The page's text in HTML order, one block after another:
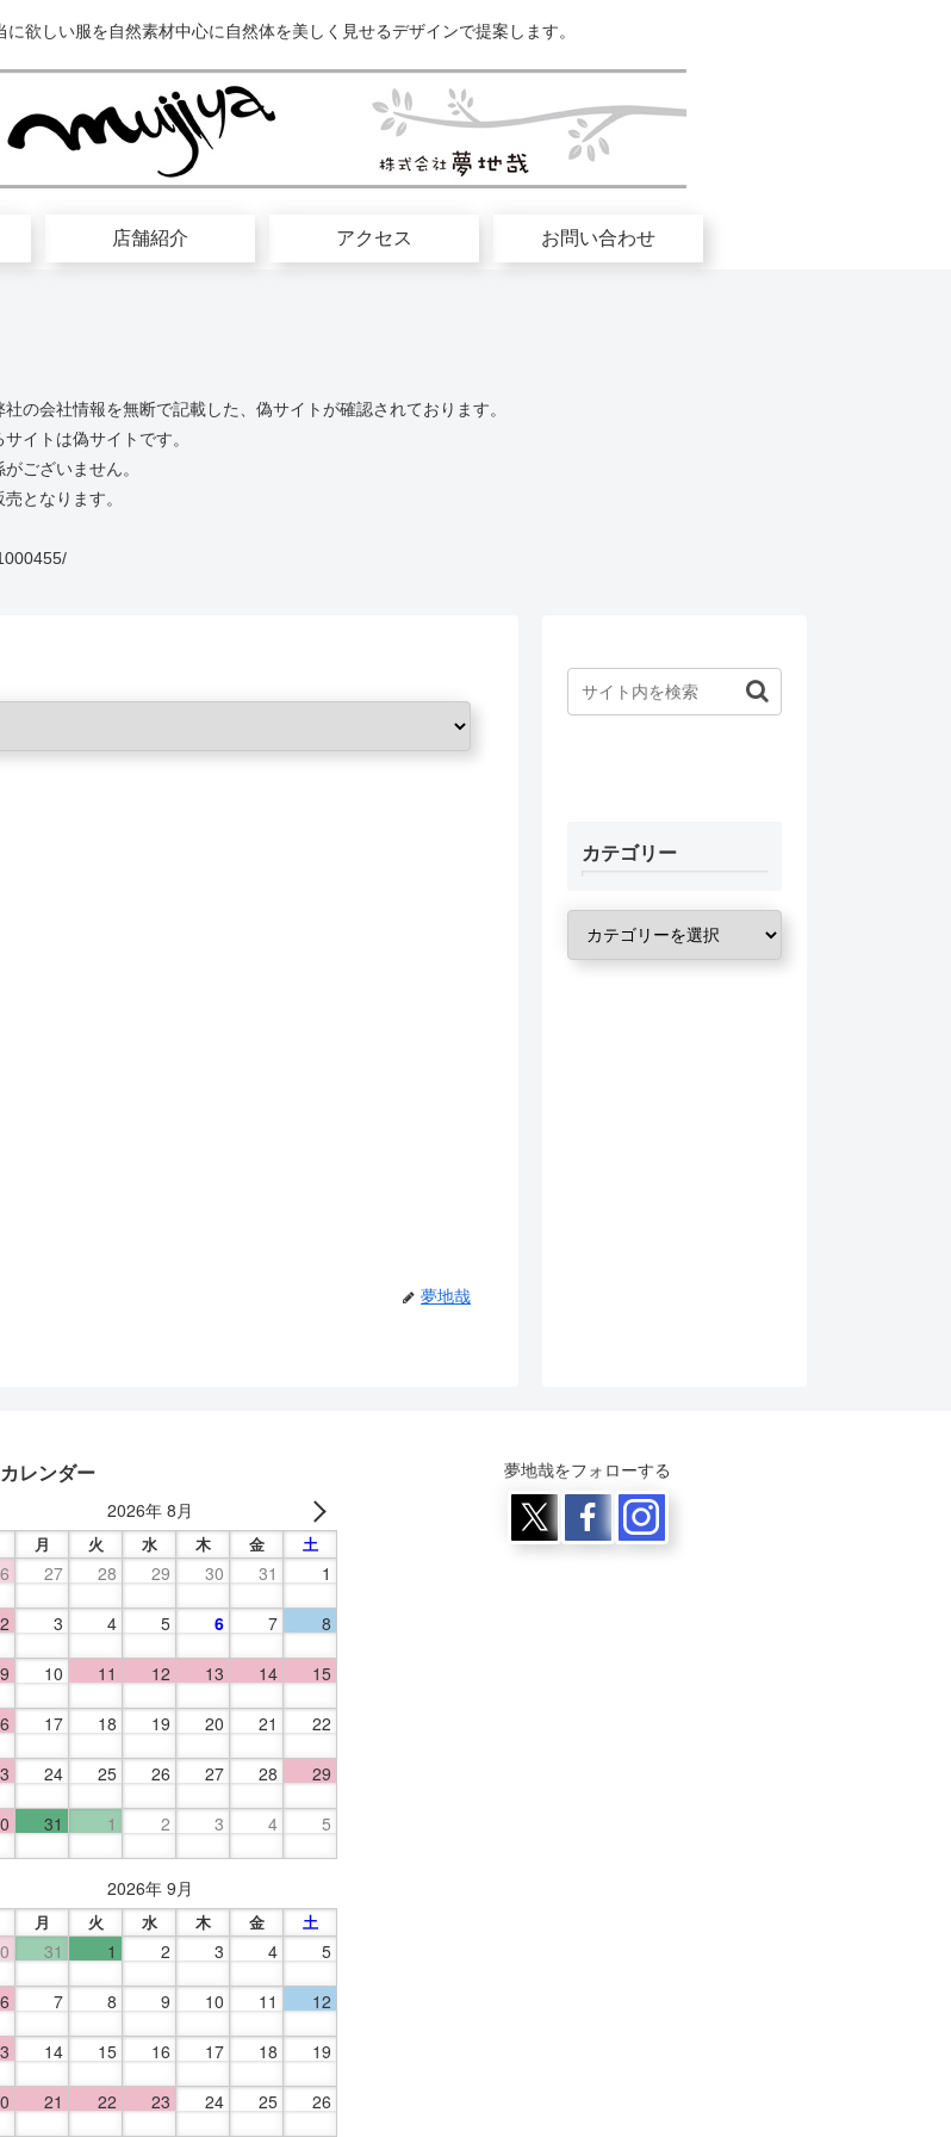
欲しい服を自然素材中心に自然体を美しく見せるデザインで提案します。
店舗紹介 アクセス お問い合わせ
の会社情報を無断で記載した、偽サイトが確認されております。
イトは偽サイトです。
ございません。
となります。
夢地哉
カテゴリー
レンダー
2026年 8月
月 火 水 木 金 土
27 28 29 30 31 1
2 3 4 5 6 7 8
9 10 11 12 13 14 15
17 18 19 20 21 22
24 25 26 27 28 29
31 1 2 3 4 5
2026年 9月
月 火 水 木 金 土
31 1 2 3 4 5
6 7 8 9 10 11 12
14 15 16 17 18 19
21 22 23 24 25 26
夢地哉をフォローする